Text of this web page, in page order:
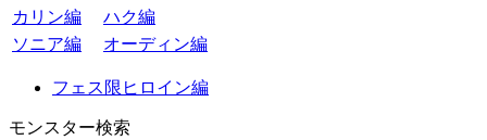
カリン編
ハク編
ソニア編
オーディン編
フェス限ヒロイン編
モンスター検索